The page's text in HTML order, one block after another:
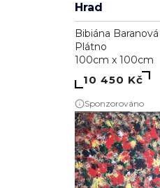
Hrad
Bibiána Baranová
Plátno
100cm x 100cm
10 450 Kč
Sponzorováno